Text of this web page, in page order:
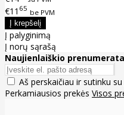
€11 65 be PVM
Į palyginimą
Į norų sąrašą
Naujienlaiškio prenumerata
Aš perskaičiau ir sutinku su
Perkamiausios prekės Visos